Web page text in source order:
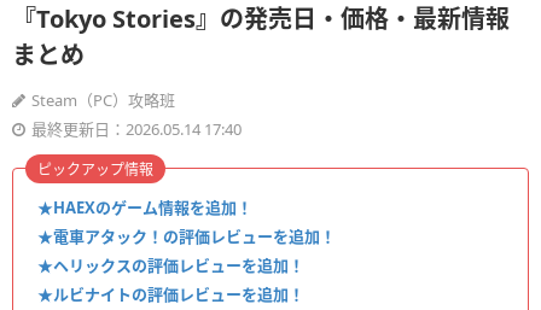
『Tokyo Stories』の発売日・価格・最新情報
まとめ
Steam（PC）攻略班
最終更新日：2026.05.14 17:40
★HAEXのゲーム情報を追加！
★電車アタック！の評価レビューを追加！
★ヘリックスの評価レビューを追加！
★ルビナイトの評価レビューを追加！
ピックアップ情報